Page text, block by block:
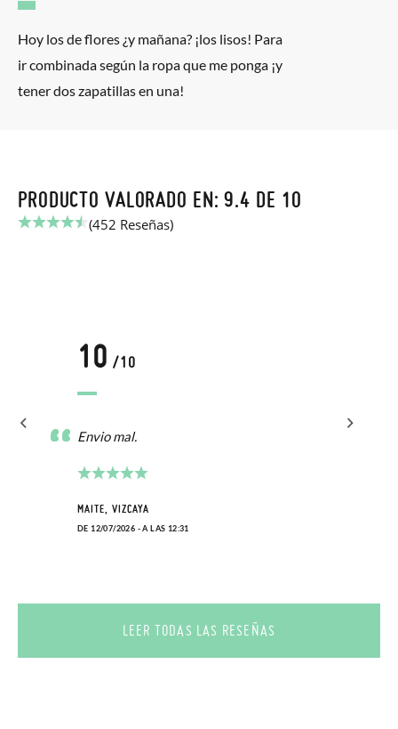
Hoy los de flores ¿y mañana? ¡los lisos! Para
ir combinada según la ropa que me ponga ¡y
tener dos zapatillas en una!
PRODUCTO VALORADO EN: 9.4 DE 10
(452 Reseñas)
10 /10
Envio mal.
MAITE, VIZCAYA
DE 12/07/2026 - A LAS 12:31
LEER TODAS LAS RESEÑAS